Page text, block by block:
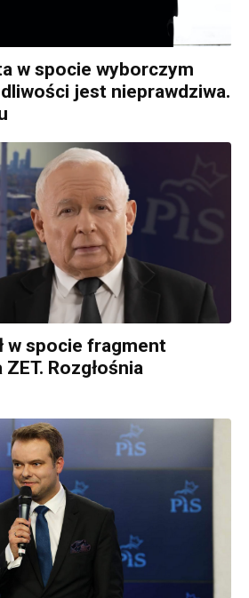
w spocie wyborczym
jest nieprawdziwa.
w spocie fragment
Rozgłośnia